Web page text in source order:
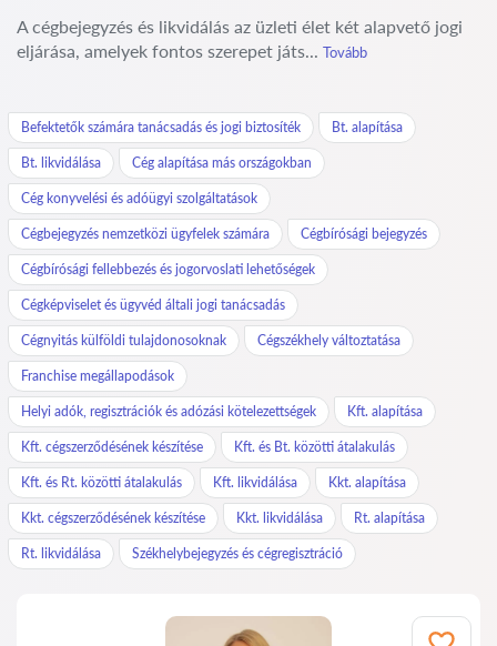
A cégbejegyzés és likvidálás az üzleti élet két alapvető jogi
eljárása, amelyek fontos szerepet játs... Tovább
Befektetők számára tanácsadás és jogi biztosíték Bt. alapítása
Bt. likvidálása Cég alapítása más országokban
Cég konyvelési és adóügyi szolgáltatások
Cégbejegyzés nemzetközi ügyfelek számára Cégbírósági bejegyzés
Cégbírósági fellebbezés és jogorvoslati lehetőségek
Cégképviselet és ügyvéd általi jogi tanácsadás
Cégnyitás külföldi tulajdonosoknak Cégszékhely változtatása
Franchise megállapodások
Helyi adók, regisztrációk és adózási kötelezettségek Kft. alapítása
Kft. cégszerződésének készítése Kft. és Bt. közötti átalakulás
Kft. és Rt. közötti átalakulás Kft. likvidálása Kkt. alapítása
Kkt. cégszerződésének készítése Kkt. likvidálása Rt. alapítása
Rt. likvidálása Székhelybejegyzés és cégregisztráció